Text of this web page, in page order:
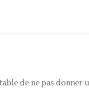
de ne pas donner